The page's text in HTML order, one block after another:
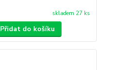
skladem 27 ks
Přidat do košíku